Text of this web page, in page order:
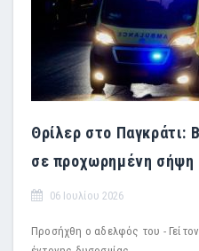
Θρίλερ στο Παγκράτι:
σε προχωρημένη σήψη
06 Ιουλίου 2026
Προσήχθη ο αδελφός του -